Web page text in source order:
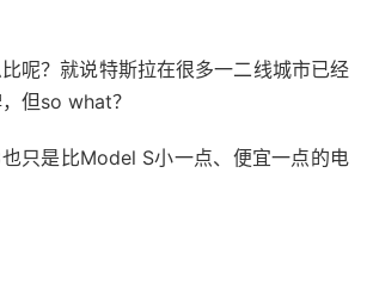
呢？就说特斯拉在很多一二线城市已经
但so what？
只是比Model S小一点、便宜一点的电